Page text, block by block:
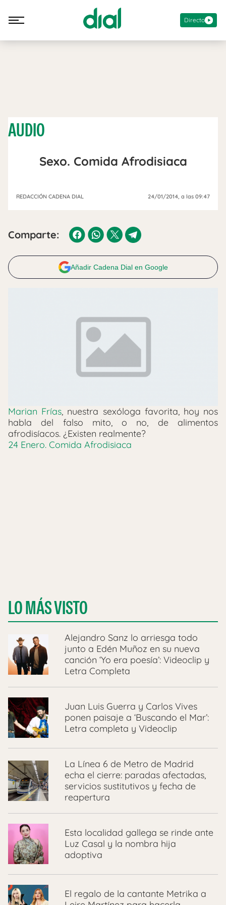
Directo
AUDIO
Sexo. Comida Afrodisiaca
REDACCIÓN CADENA DIAL 24/01/2014, a las 09:47
Comparte:
Añadir Cadena Dial en Google
Marian Frías, nuestra sexóloga favorita, hoy nos
habla del falso mito, o no, de alimentos
afrodisíacos. ¿Existen realmente?
24 Enero. Comida Afrodisiaca
LO MÁS VISTO
Alejandro Sanz lo arriesga todo
junto a Edén Muñoz en su nueva
canción ‘Yo era poesía’: Videoclip y
Letra Completa
Juan Luis Guerra y Carlos Vives
ponen paisaje a ‘Buscando el Mar’:
Letra completa y Videoclip
La Línea 6 de Metro de Madrid
echa el cierre: paradas afectadas,
servicios sustitutivos y fecha de
reapertura
Esta localidad gallega se rinde ante
Luz Casal y la nombra hija
adoptiva
El regalo de la cantante Metrika a